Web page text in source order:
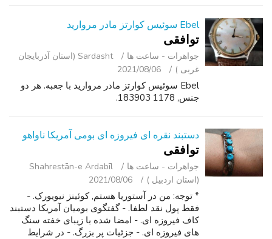
Ebel سوئیس کوارتز مادر مروارید
توافقی
جواهرات - ساعت ‌ها
Sardasht (استان آذربایجان
غربی )
2021/08/06
Ebel سوئیس کوارتز مادر مروارید با جعبه. هر دو
جنس, 1178 183903.
دستبند نقره ای فیروزه ای بومی آمریکا ناواهو
توافقی
جواهرات - ساعت ‌ها
Shahrestān-e Ardabīl
(استان اردبیل )
2021/08/06
* توجه: من در آستوریا هستم, کوئینز نیویورک. -
فقط پول نقد لطفا. - گفتگوی بومیان آمریکا دستبند
کاف فیروزه ای. - امضا شده با زیبای خفته سنگ
های فیروزه ای. - جزئیات پر بزرگ. - در شرایط